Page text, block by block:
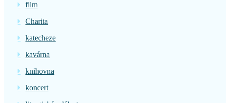
film
Charita
katecheze
kavárna
knihovna
koncert